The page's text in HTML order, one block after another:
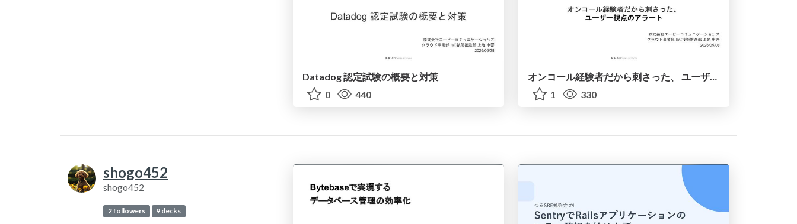
Datadog 認定試験の概要と対策
0
440
オンコール経験者だから刺さった、 ユーザー視点のアラート
1
330
shogo452
shogo452
2 followers 9 decks